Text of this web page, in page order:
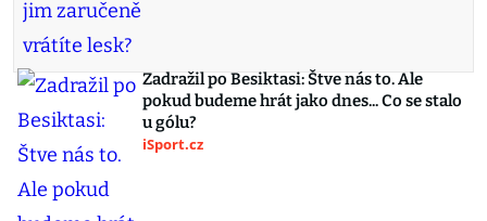
Zadražil po Besiktasi: Štve nás to. Ale
pokud budeme hrát jako dnes... Co se stalo
u gólu?
iSport.cz